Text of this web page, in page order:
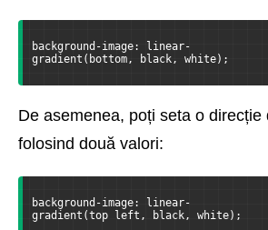
background-image: linear-
gradient(bottom, black, white);
De asemenea, poți seta o direcție
folosind două valori:
background-image: linear-
gradient(top left, black, white);